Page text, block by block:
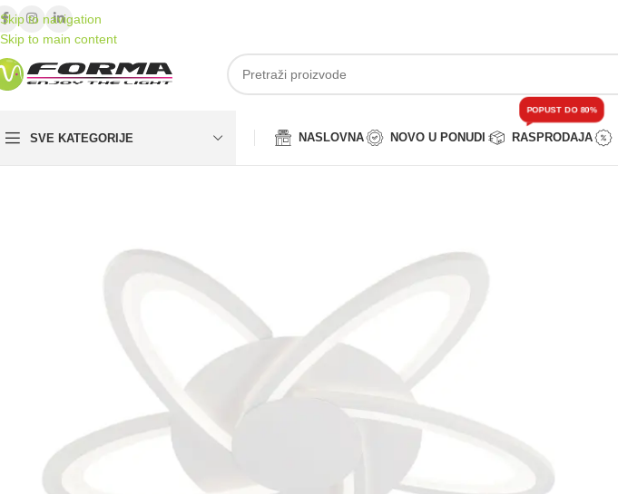
Skip to navigation
Skip to main content
SVE KATEGORIJE NASLOVNA NOVO U PONUDI RASPRODAJA
POPUST DO 80%